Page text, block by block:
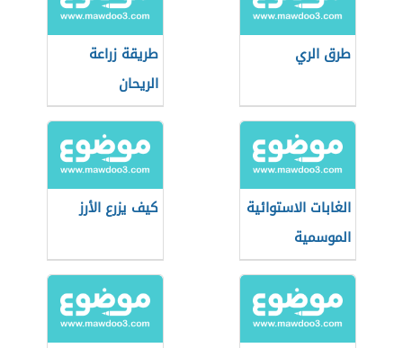
طرق الري
طريقة زراعة
الريحان
الغابات الاستوائية
الموسمية
كيف يزرع الأرز